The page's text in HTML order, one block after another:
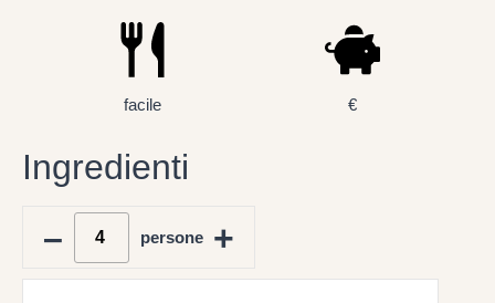
facile €
Ingredienti
–
persone +